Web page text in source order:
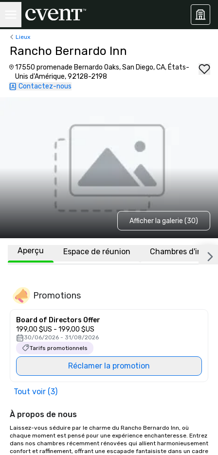
Lieux
Rancho Bernardo Inn
17550 promenade Bernardo Oaks, San Diego, CA, États-
Unis d'Amérique, 92128-2198
Contactez-nous
Afficher la galerie (30)
Aperçu Espace de réunion Chambres
Promotions
Board of Directors Offer
199,00 $US - 199,00 $US
30/06/2026 - 31/08/2026
Tarifs promotionnels
Réclamer la promotion
Tout voir (3)
À propos de nous
Laissez-vous séduire par le charme du Rancho Bernardo Inn, où
chaque moment est pensé pour une expérience enchanteresse. Entrez
dans nos chambres récemment rénovées qui allient harmonieusement
confort et raffinement, offrant une escapade fantaisiste dans un cadre